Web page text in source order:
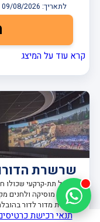
לתאריך: 09/08/2026
קרא עוד על המיצג
שרשרת הדורות
מסלול תת-קרקעי שכולו
עתיקים, מוסיקה ולחנים
העוברת מדור לדור
תנאי רכישת